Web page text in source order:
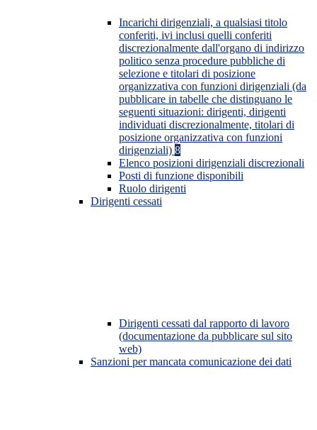
Incarichi dirigenziali, a qualsiasi titolo
conferiti, ivi inclusi quelli conferiti
discrezionalmente dall'organo di indirizzo
politico senza procedure pubbliche di
selezione e titolari di posizione
organizzativa con funzioni dirigenziali (da
pubblicare in tabelle che distinguano le
seguenti situazioni: dirigenti, dirigenti
individuati discrezionalmente, titolari di
posizione organizzativa con funzioni
dirigenziali) 8
Elenco posizioni dirigenziali discrezionali
Posti di funzione disponibili
Ruolo dirigenti
Dirigenti cessati
Dirigenti cessati dal rapporto di lavoro
(documentazione da pubblicare sul sito
web)
Sanzioni per mancata comunicazione dei dati